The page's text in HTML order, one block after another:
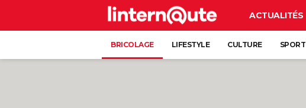
ACTUALITÉS
BRICOLAGE LIFESTYLE CULTURE SPORT